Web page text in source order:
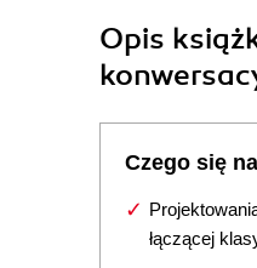
Opis
Czego się
łączącej